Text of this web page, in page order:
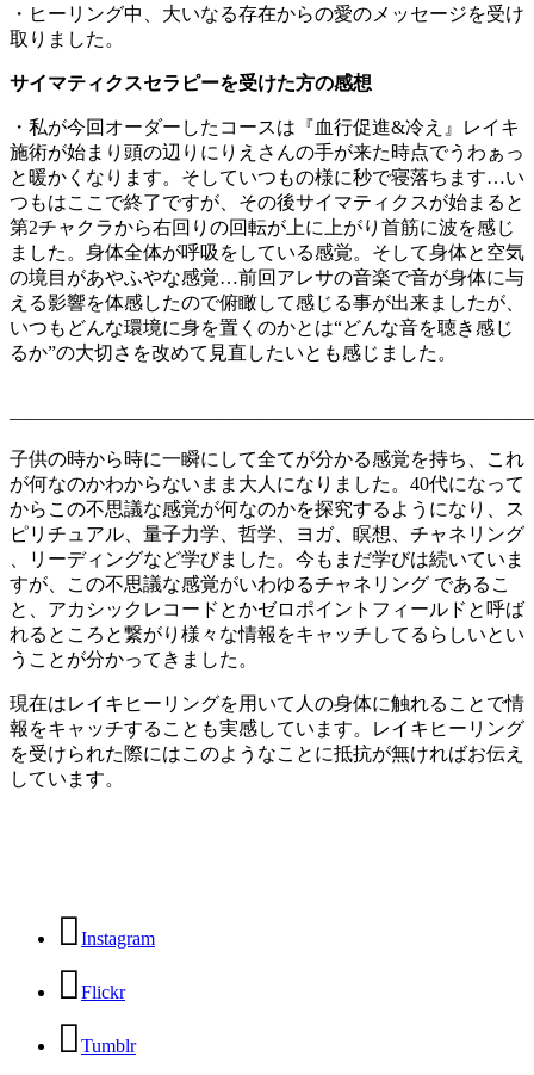
・ヒーリング中、大いなる存在からの愛のメッセージを受け
取りました。
サイマティクスセラピーを受けた方の感想
・私が今回オーダーしたコースは『血行促進&冷え』レイキ
施術が始まり頭の辺りにりえさんの手が来た時点でうわぁっ
と暖かくなります。そしていつもの様に秒で寝落ちます…い
つもはここで終了ですが、その後サイマティクスが始まると
第2チャクラから右回りの回転が上に上がり首筋に波を感じ
ました。身体全体が呼吸をしている感覚。そして身体と空気
の境目があやふやな感覚…前回アレサの音楽で音が身体に与
える影響を体感したので俯瞰して感じる事が出来ましたが、
いつもどんな環境に身を置くのかとは“どんな音を聴き感じ
るか”の大切さを改めて見直したいとも感じました。
子供の時から時に一瞬にして全てが分かる感覚を持ち、これ
が何なのかわからないまま大人になりました。40代になって
からこの不思議な感覚が何なのかを探究するようになり、ス
ピリチュアル、量子力学、哲学、ヨガ、瞑想、チャネリング
、リーディングなど学びました。今もまだ学びは続いていま
すが、この不思議な感覚がいわゆるチャネリング であるこ
と、アカシックレコードとかゼロポイントフィールドと呼ば
れるところと繋がり様々な情報をキャッチしてるらしいとい
うことが分かってきました。
現在はレイキヒーリングを用いて人の身体に触れることで情
報をキャッチすることも実感しています。レイキヒーリング
を受けられた際にはこのようなことに抵抗が無ければお伝え
しています。
Instagram
Flickr
Tumblr